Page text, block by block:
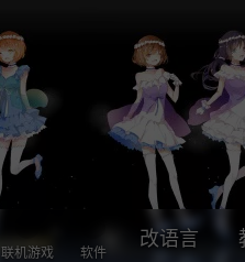
联机游戏 软件
改语言